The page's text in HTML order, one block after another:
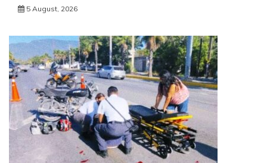
5 August, 2026